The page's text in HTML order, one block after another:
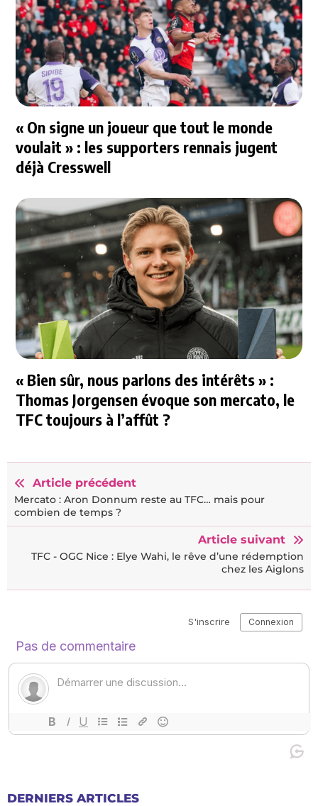
« On signe un joueur que tout le monde
voulait » : les supporters rennais jugent
déjà Cresswell
« Bien sûr, nous parlons des intérêts » :
Thomas Jorgensen évoque son mercato, le
TFC toujours à l’affût ?
Article précédent
Mercato : Aron Donnum reste au TFC… mais pour
combien de temps ?
Article suivant
TFC - OGC Nice : Elye Wahi, le rêve d’une rédemption
chez les Aiglons
DERNIERS ARTICLES